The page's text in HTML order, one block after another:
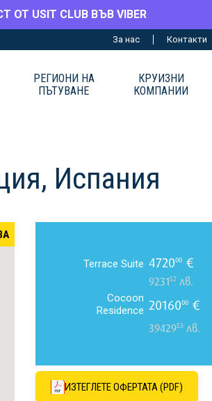
USIT CLUB ВЪВ VIBER
За нас Контакти
РЕГИОНИ НА
ПЪТУВАНЕ
КРУИЗНИ
КОМПАНИИ
Испания
Terrace Suite 472000 €
923152 лв.
Cocoon
Residence 2016000 €
3942953 лв.
ИЗТЕГЛЕТЕ ОФЕРТАТА (PDF)